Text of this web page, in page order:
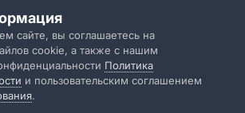
Обратная связь
IBResource
by Invision Community
сайте, вы соглашаетесь на
cookie, а также с нашим
Политика
и пользовательским соглашением
.